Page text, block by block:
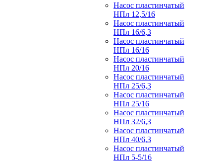
Насос пластинчатый
НПл 12,5/16
Насос пластинчатый
НПл 16/6,3
Насос пластинчатый
НПл 16/16
Насос пластинчатый
НПл 20/16
Насос пластинчатый
НПл 25/6,3
Насос пластинчатый
НПл 25/16
Насос пластинчатый
НПл 32/6,3
Насос пластинчатый
НПл 40/6,3
Насос пластинчатый
НПл 5-5/16